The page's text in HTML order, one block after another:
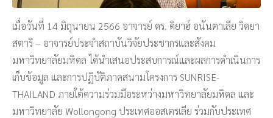
เมื่อวันที่ 14 มิถุนายน 2566 อาจารย์ ดร. ดิยาฮ์ อนันตาเลีย วิดยา
สตาริ – อาจารย์ประจำสถาบันวิจัยประชากรและสังคม
มหาวิทยาลัยมหิดล ได้นำเสนอประสบการณ์และผลการดำเนินการ
เก็บข้อมูล และการปฏิบัติภาคสนามโครงการ SUNRISE-
THAILAND ภายใต้ความร่วมมือระหว่างมหาวิทยาลัยมหิดล และ
มหาวิทยาลัย Wollongong ประเทศออสเตรเลีย ร่วมกับประเทศ